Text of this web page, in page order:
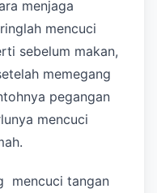
menjaga
mencuci
sebelum makan,
memegang
pegangan
mencuci
tangan